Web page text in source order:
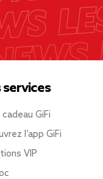
services
GiFi
l’app GiFi
VIP